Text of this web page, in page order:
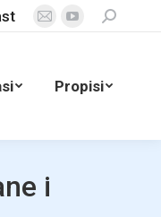
Mail
window
YouTube
in
window
Search:
Propisi
i